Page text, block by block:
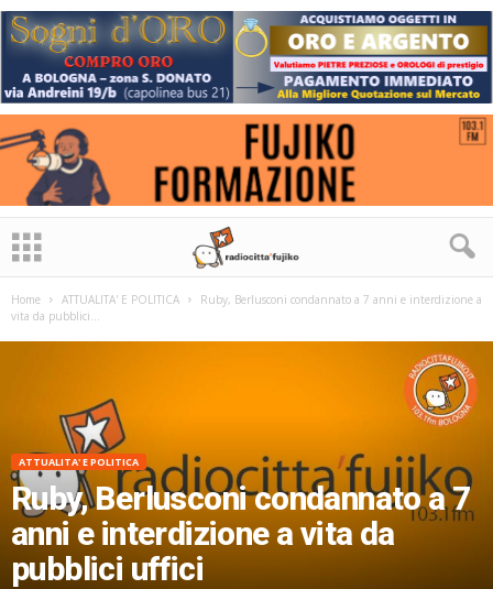
Home ATTUALITA' E POLITICA
Ruby, Berlusconi condannato a 7 anni e interdizione a
vita da pubblici...
ATTUALITA' E POLITICA
Ruby, Berlusconi condannato a 7
anni e interdizione a vita da
pubblici uffici